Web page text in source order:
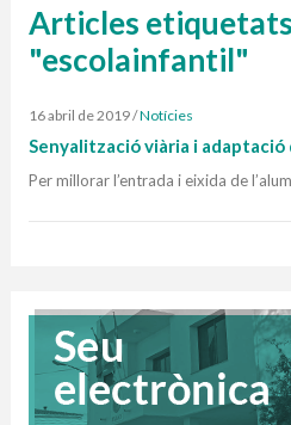
Articles
"escolainfantil"
16 abril de 2019/Notícies
Senyalització viària i adaptació
Per millorar l’entrada i eixida de